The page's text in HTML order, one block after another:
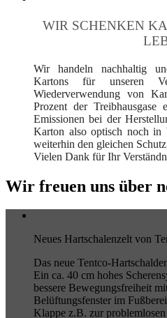
WIR SCHENKEN
Wir handeln nachhaltig
Kartons für unseren
Wiederverwendung von
Prozent der
Emissionen bei der
Karton also optisch noch in
weiterhin den gleichen
Vielen Dank für Ihr
Wir freuen uns über
Neues Hartschalenzelt von
Das neue Tentco-
Ein ca. 40 cm hohes
bessere Bewegungsfreiheit
Belüftungsfenster im
Klappe z.B. zur